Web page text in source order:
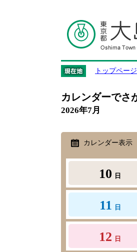
トップページ
カレンダーでさ
2026年7月
カレンダー表示
10 日
11 日
12 日